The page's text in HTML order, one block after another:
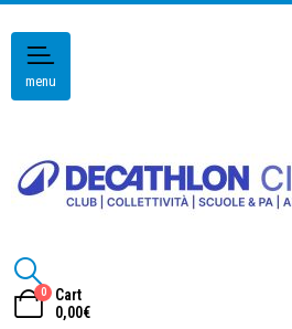
menu
0
Cart
0,00€